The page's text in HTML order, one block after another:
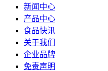
新闻中心
产品中心
食品快讯
关于我们
企业品牌
免责声明